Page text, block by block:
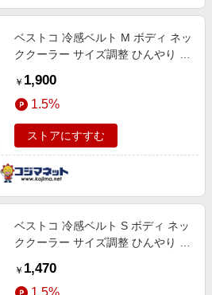
ベストコ 冷感ベルト M ボディ ネッ
ククーラー サイズ調整 ひんやり 冷
クリア ND-6552
￥ 1,900
1.5%
ストアにすすむ
ベストコ 冷感ベルト S ボディ ネッ
ククーラー サイズ調整 ひんやり 冷
スカイブルー ND-6551
￥ 1,470
1.5%